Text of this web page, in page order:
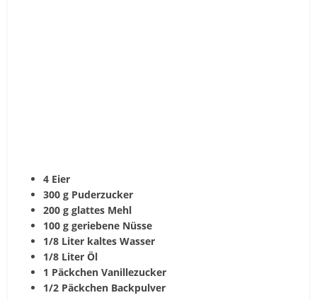
4 Eier
300 g Puderzucker
200 g glattes Mehl
100 g geriebene Nüsse
1/8 Liter kaltes Wasser
1/8 Liter Öl
1 Päckchen Vanillezucker
1/2 Päckchen Backpulver